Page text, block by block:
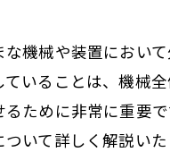
機械や装置におい
いることは、機械
ために非常に重要
いて詳しく解説い